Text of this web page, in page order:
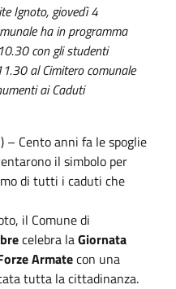
Ignoto, giovedì 4
ha in programma
con gli studenti
al Cimitero comunale
ai Caduti
– Cento anni fa le spoglie
il simbolo per
di tutti i caduti che
il Comune di
celebra laGiornata
Armatecon una
tutta la cittadinanza.